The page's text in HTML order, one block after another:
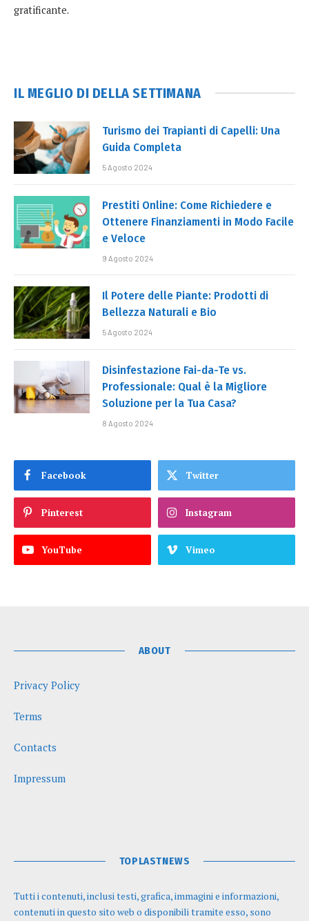
gratificante.
IL MEGLIO DI DELLA SETTIMANA
Turismo dei Trapianti di Capelli: Una
Guida Completa
5 Agosto 2024
Prestiti Online: Come Richiedere e
Ottenere Finanziamenti in Modo Facile
e Veloce
9 Agosto 2024
Il Potere delle Piante: Prodotti di
Bellezza Naturali e Bio
5 Agosto 2024
Disinfestazione Fai-da-Te vs.
Professionale: Qual è la Migliore
Soluzione per la Tua Casa?
8 Agosto 2024
Facebook Twitter
Pinterest Instagram
YouTube Vimeo
ABOUT
Privacy Policy
Terms
Contacts
Impressum
TOPLASTNEWS
Tutti i contenuti, inclusi testi, grafica, immagini e informazioni,
contenuti in questo sito web o disponibili tramite esso, sono